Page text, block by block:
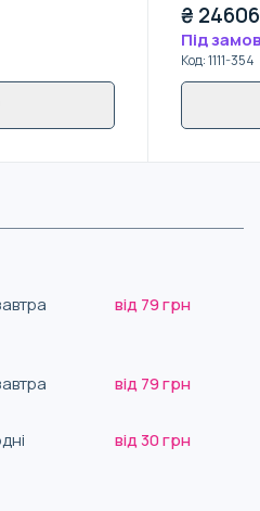
₴
Під
Код:1111-354
від 79 грн
від 79 грн
від 30 грн